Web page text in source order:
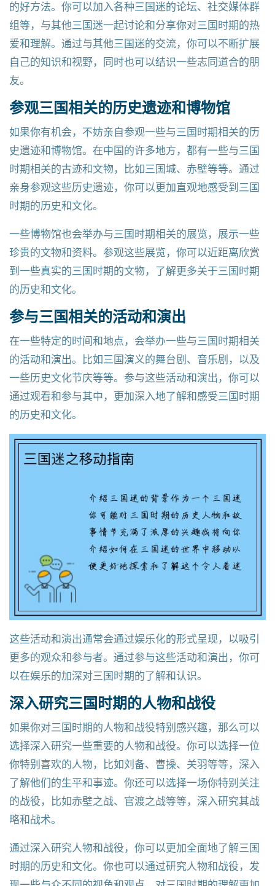
的好方法。你可以加入各种三国迷的论坛、社交媒体群
组等，与其他三国迷一起讨论和分享你对三国时期的热
爱和理解。通过与其他三国迷的交流，你可以不断扩展
自己的知识和视野，同时也可以结识一些志同道合的朋
友。
参观三国相关的历史遗迹和博物馆
如果你有机会，不妨亲自参观一些与三国时期相关的历
史遗迹和博物馆。在中国的许多地方，都有一些与三国
时期相关的古迹和文物，比如三国城、赤壁等等。通过
亲身参观这些历史遗迹，你可以更加直观地感受到三国
时期的历史和文化。
一些博物馆也会举办与三国时期相关的展览，展示一些
珍贵的文物和资料。参观这些展览，你可以近距离欣赏
到一些真实的三国时期的文物，了解更多关于三国时期
的历史和文化。
参与三国相关的活动和演出
在一些特定的时间和地点，会举办一些与三国时期相关
的活动和演出。比如三国演义的舞台剧、音乐剧，以及
一些历史文化节庆等等。参与这些活动和演出，你可以
通过观看和参与其中，更加深入地了解和感受三国时期
的历史和文化。
这些活动和演出通常会通过娱乐化的形式呈现，以吸引
更多的观众和参与者。通过参与这些活动和演出，你可
以在娱乐的加深对三国时期的了解和认识。
深入研究三国时期的人物和战役
如果你对三国时期的人物和战役特别感兴趣，那么可以
选择深入研究一些重要的人物和战役。你可以选择一位
你特别喜欢的人物，比如刘备、曹操、关羽等等，深入
了解他们的生平和事迹。你还可以选择一场你特别关注
的战役，比如赤壁之战、官渡之战等等，深入研究其战
略和战术。
通过深入研究人物和战役，你可以更加全面地了解三国
时期的历史和文化。你也可以通过研究人物和战役，发